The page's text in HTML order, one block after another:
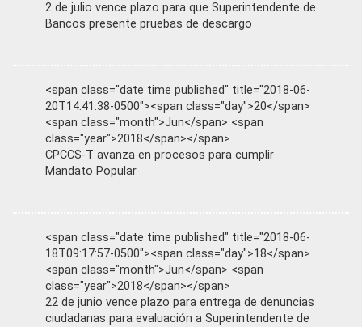
2 de julio vence plazo para que Superintendente de
Bancos presente pruebas de descargo
<span class="date time published" title="2018-06-
20T14:41:38-0500"><span class="day">20</span>
<span class="month">Jun</span> <span
class="year">2018</span></span>
CPCCS-T avanza en procesos para cumplir
Mandato Popular
<span class="date time published" title="2018-06-
18T09:17:57-0500"><span class="day">18</span>
<span class="month">Jun</span> <span
class="year">2018</span></span>
22 de junio vence plazo para entrega de denuncias
ciudadanas para evaluación a Superintendente de